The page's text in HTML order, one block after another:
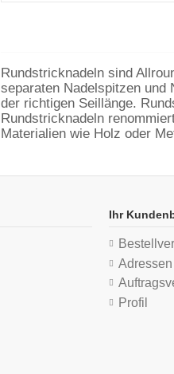
Rundstricknadeln sind
separaten Nadelspitzen und
der richtigen Seillänge.
Rundstricknadeln
Materialien wie Holz oder
Ihr
Adressen
Profil